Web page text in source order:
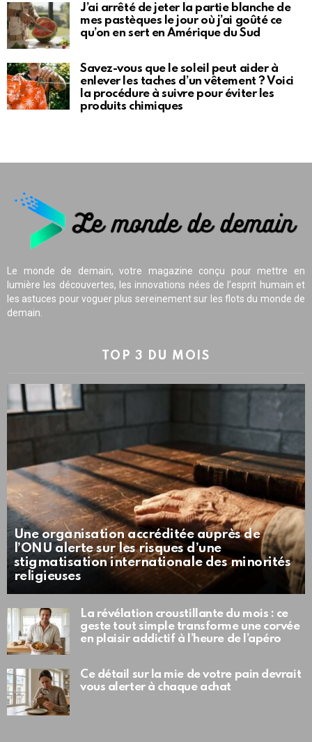
J’ai arrêté de jeter la partie blanche de
mes pastèques le jour où j’ai goûté ce
qu’on en sert en Amérique du Sud
Savez-vous que le soleil peut aider à
enlever les taches d’un vêtement ? Voici
la procédure à suivre pour éviter les
produits chimiques
Le monde de demain, votre magazine conçu pour mettre en
lumière les découvertes, les innovations nées de l’esprit humain et
les astuces pour voguer plus sereinement sur les flots du monde de
demain.
TOP 3 DU MOIS
Une organisation accréditée auprès de
l’ONU alerte sur les risques d’une
stigmatisation internationale des minorités
religieuses
La révélation croustillante du mois : ce
geste tout simple transforme une corvée
en plaisir addictif à l’heure de l’apéro
Ce détail sur la mie de votre pain devrait
vous alerter à chaque achat